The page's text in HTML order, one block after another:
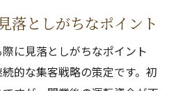
落としがちなポイント
に見落としがちなポイント
的な集客戦略の策定です。初